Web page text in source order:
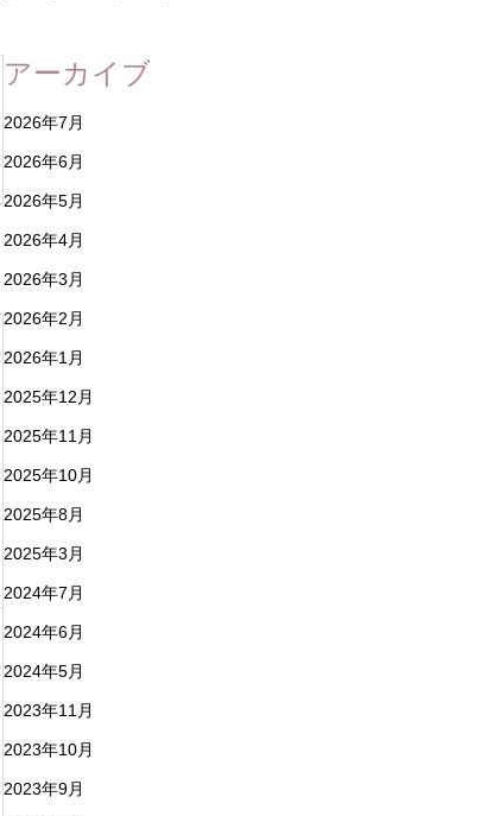
アーカイブ
2026年7月
2026年6月
2026年5月
2026年4月
2026年3月
2026年2月
2026年1月
2025年12月
2025年11月
2025年10月
2025年8月
2025年3月
2024年7月
2024年6月
2024年5月
2023年11月
2023年10月
2023年9月